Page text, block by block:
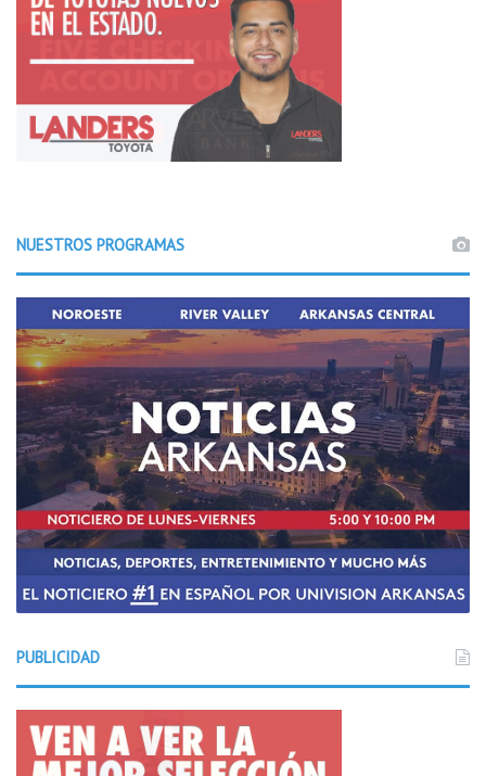
NUESTROS PROGRAMAS
PUBLICIDAD